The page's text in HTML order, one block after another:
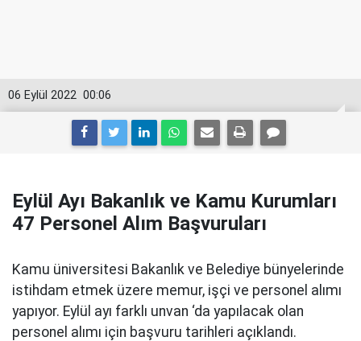
00:06
06 Eylül 2022
Eylül Ayı Bakanlık ve Kamu Kurumları
47 Personel Alım Başvuruları
Kamu üniversitesi Bakanlık ve Belediye bünyelerinde
istihdam etmek üzere memur, işçi ve personel alımı
yapıyor. Eylül ayı farklı unvan ‘da yapılacak olan
personel alımı için başvuru tarihleri açıklandı.